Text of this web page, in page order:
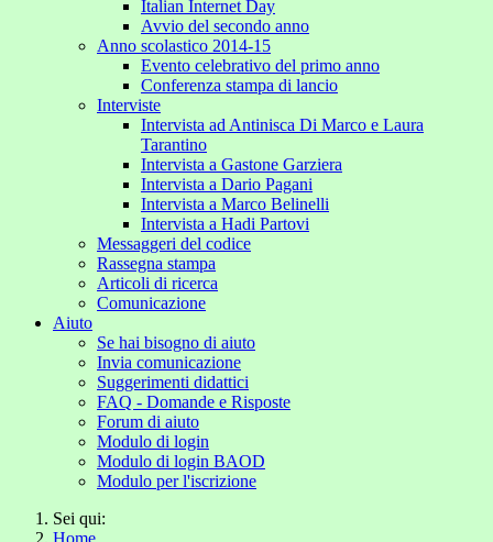
Italian Internet Day
Avvio del secondo anno
Anno scolastico 2014-15
Evento celebrativo del primo anno
Conferenza stampa di lancio
Interviste
Intervista ad Antinisca Di Marco e Laura
Tarantino
Intervista a Gastone Garziera
Intervista a Dario Pagani
Intervista a Marco Belinelli
Intervista a Hadi Partovi
Messaggeri del codice
Rassegna stampa
Articoli di ricerca
Comunicazione
Aiuto
Se hai bisogno di aiuto
Invia comunicazione
Suggerimenti didattici
FAQ - Domande e Risposte
Forum di aiuto
Modulo di login
Modulo di login BAOD
Modulo per l'iscrizione
Sei qui:
Home